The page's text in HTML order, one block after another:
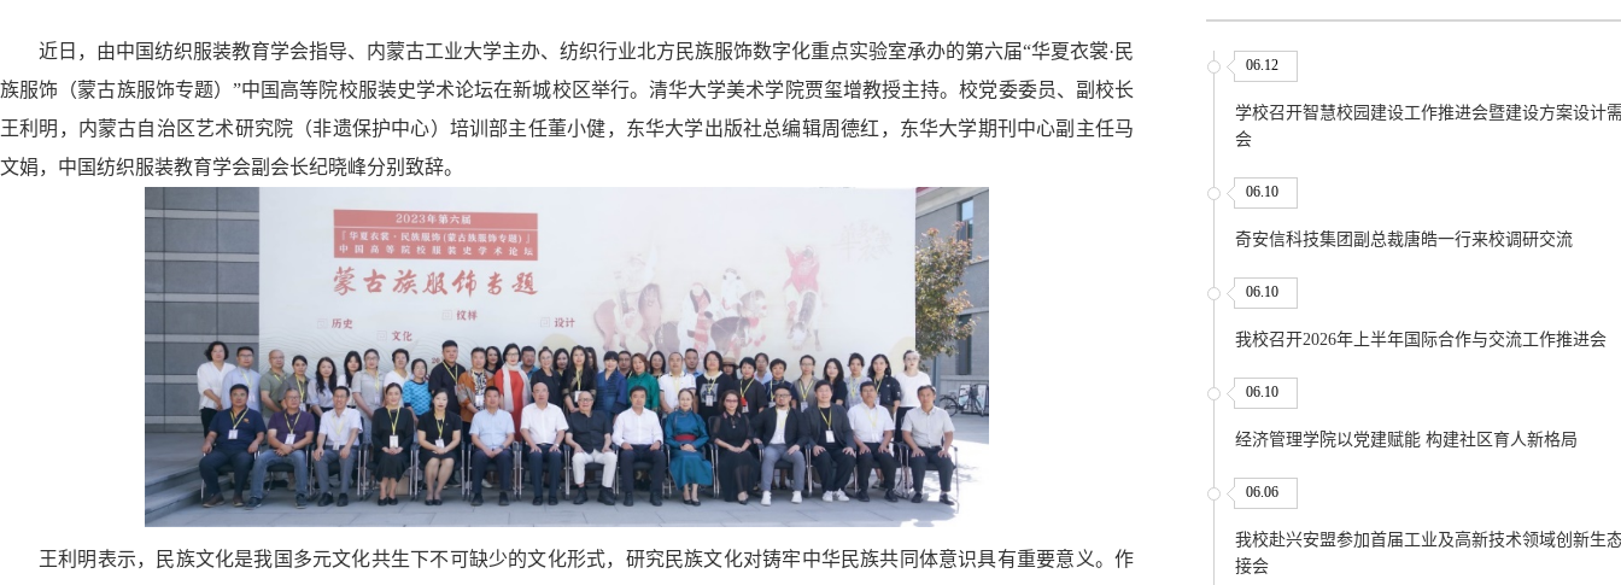
近日， 由中国纺织服装教育学会指导、 内蒙古工业大学主办、 纺织行业北方民族服饰数字化重点实验室承办的第六届“华夏衣裳·民
族服饰（蒙古族服饰专题）”中国高等院校服装史学术论坛在新城校区举行。清华大学美术学院贾玺增教授主持。校党委委员、副校长
王利明 ， 内蒙古自治区艺术研究院（非遗保护中心）培训部主任董小健， 东华大学出版社总编辑周德红 ， 东华大学期刊中心副主任马
文娟， 中国纺织服装教育学会副会长纪晓峰分别致辞。
王利明表示，民族文化是我国多元文化共生下不可缺少的文化形式， 研究民族文化对铸牢中华民族共同体意识具有重要意义。作
06.12
学校召开智慧校园建设工作推进会暨建设方案设计
会
06.10
奇安信科技集团副总裁唐皓一行来校调研交流
06.10
我校召开2026年上半年国际合作与交流工作推进会
06.10
经济管理学院以党建赋能 构建社区育人新格局
06.06
我校赴兴安盟参加首届工业及高新技术领域创新生
接会